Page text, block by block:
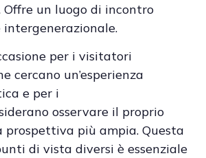
un luogo di incontro
per i visitatori
cercano un’esperienza
e per i
osservare il proprio
più ampia. Questa
di vista diversi è essenziale